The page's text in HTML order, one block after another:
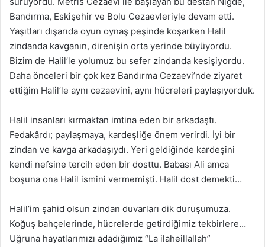
Bandırma, Eskişehir ve Bolu Cezaevleriyle devam etti.
Yaşıtları dışarıda oyun oynaş peşinde koşarken Halil
zindanda kavganın, direnişin orta yerinde büyüyordu.
Bizim de Halil’le yolumuz bu sefer zindanda kesişiyordu.
Daha önceleri bir çok kez Bandırma Cezaevi’nde ziyaret
ettiğim Halil’le aynı cezaevini, aynı hücreleri paylaşıyorduk.
Halil insanları kırmaktan imtina eden bir arkadaştı.
Fedakârdı; paylaşmaya, kardeşliğe önem verirdi. İyi bir
zindan ve kavga arkadaşıydı. Yeri geldiğinde kardeşini
kendi nefsine tercih eden bir dosttu. Babası Ali amca
boşuna ona Halil ismini vermemişti. Halil dost demekti…
Halil’im şahid olsun zindan duvarları dik duruşumuza.
Koğuş bahçelerinde, hücrelerde getirdiğimiz tekbirlere…
Uğruna hayatlarımızı adadığımız “La ilaheillallah”